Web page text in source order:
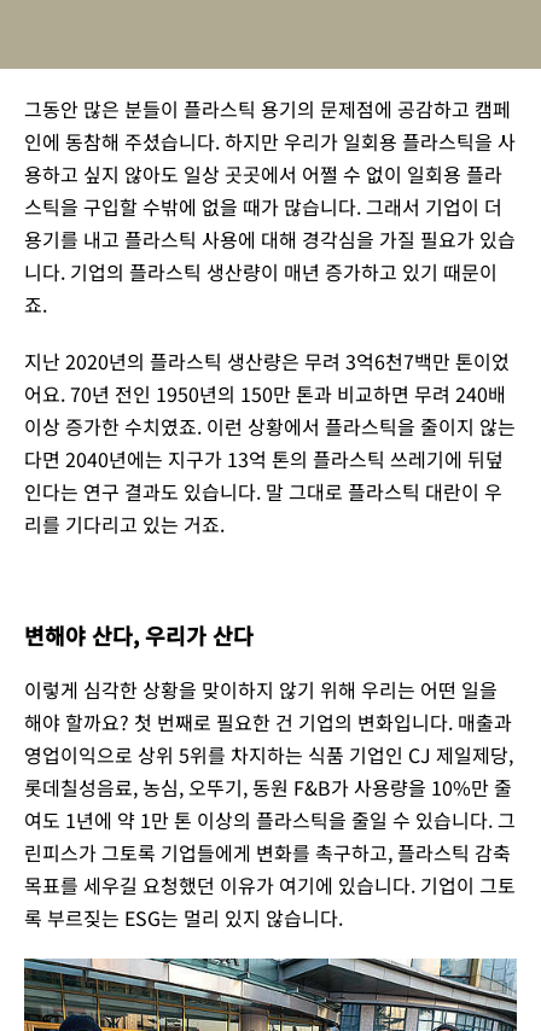
그동안 많은 분들이 플라스틱 용기의 문제점에 공감하고 캠페
인에 동참해 주셨습니다. 하지만 우리가 일회용 플라스틱을 사
용하고 싶지 않아도 일상 곳곳에서 어쩔 수 없이 일회용 플라
스틱을 구입할 수밖에 없을 때가 많습니다. 그래서 기업이 더
용기를 내고 플라스틱 사용에 대해 경각심을 가질 필요가 있습
니다. 기업의 플라스틱 생산량이 매년 증가하고 있기 때문이
죠.
지난 2020년의 플라스틱 생산량은 무려 3억6천7백만 톤이었
어요. 70년 전인 1950년의 150만 톤과 비교하면 무려 240배
이상 증가한 수치였죠. 이런 상황에서 플라스틱을 줄이지 않는
다면 2040년에는 지구가 13억 톤의 플라스틱 쓰레기에 뒤덮
인다는 연구 결과도 있습니다. 말 그대로 플라스틱 대란이 우
리를 기다리고 있는 거죠.
변해야 산다, 우리가 산다
이렇게 심각한 상황을 맞이하지 않기 위해 우리는 어떤 일을
해야 할까요? 첫 번째로 필요한 건 기업의 변화입니다. 매출과
영업이익으로 상위 5위를 차지하는 식품 기업인 CJ 제일제당,
롯데칠성음료, 농심, 오뚜기, 동원 F&B가 사용량을 10%만 줄
여도 1년에 약 1만 톤 이상의 플라스틱을 줄일 수 있습니다. 그
린피스가 그토록 기업들에게 변화를 촉구하고, 플라스틱 감축
목표를 세우길 요청했던 이유가 여기에 있습니다. 기업이 그토
록 부르짖는 ESG는 멀리 있지 않습니다.